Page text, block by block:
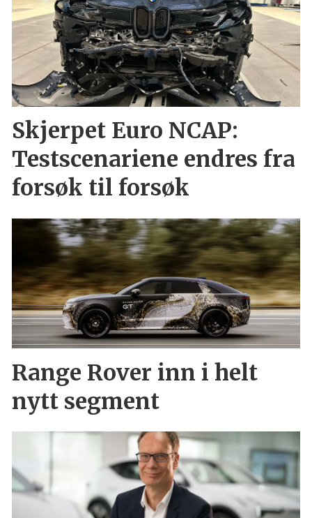
Skjerpet Euro NCAP:
Testscenariene endres fra
forsøk til forsøk
Range Rover inn i helt
nytt segment